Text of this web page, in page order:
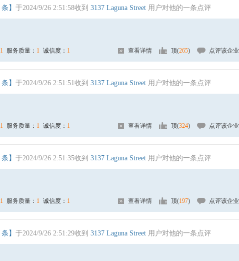
条】 于2024/9/26 2:51:58收到 3137 Laguna Street 用户对他的一条点评
1 服务质量： 1 诚信度： 1 查看详情 顶(265) 点评该企业
条】 于2024/9/26 2:51:51收到 3137 Laguna Street 用户对他的一条点评
1 服务质量： 1 诚信度： 1 查看详情 顶(324) 点评该企业
条】 于2024/9/26 2:51:35收到 3137 Laguna Street 用户对他的一条点评
1 服务质量： 1 诚信度： 1 查看详情 顶(197) 点评该企业
条】 于2024/9/26 2:51:29收到 3137 Laguna Street 用户对他的一条点评